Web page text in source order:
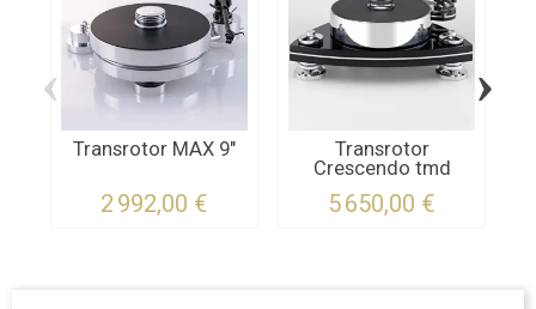
Transrotor MAX 9"
2 992,00 €
Transrotor
Crescendo tmd
5 650,00 €
‹ ›